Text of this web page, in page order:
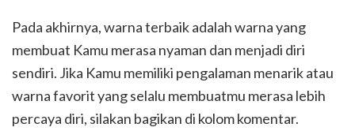
Pada akhirnya, warna terbaik adalah warna yang
membuat Kamu merasa nyaman dan menjadi diri
sendiri. Jika Kamu memiliki pengalaman menarik atau
warna favorit yang selalu membuatmu merasa lebih
percaya diri, silakan bagikan di kolom komentar.